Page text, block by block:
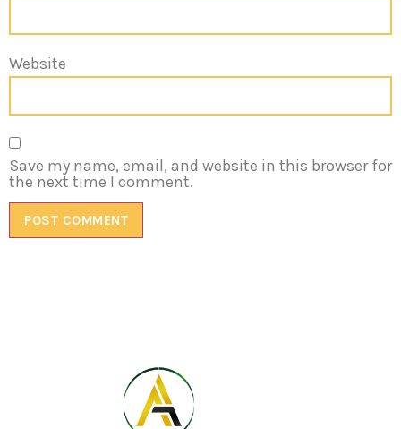
Website
Save my name, email, and website in this browser for
the next time I comment.